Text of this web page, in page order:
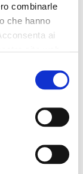
combinarle
che hanno
ai